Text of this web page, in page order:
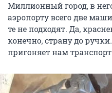
Миллионный город, в
аэропорту всего две
те не подходят. Да,
конечно, страну до
пригоняет нам